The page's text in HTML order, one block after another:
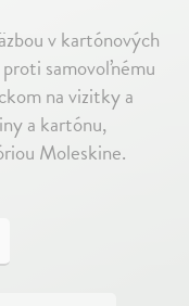
v kartónových
samovoľnému
na vizitky a
a kartónu,
Moleskine.